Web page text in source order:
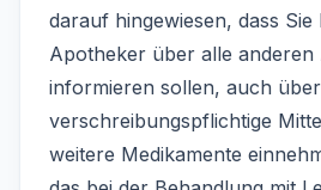
darauf hingewiesen, dass
Apotheker über alle anderen
informieren sollen, auch
verschreibungspflichtige
weitere Medikamente